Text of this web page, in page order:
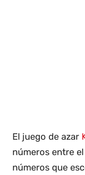
El juego de azar
números entre
números que